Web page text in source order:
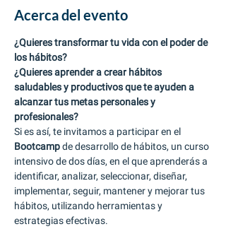
Acerca del evento
¿Quieres transformar tu vida con el poder de
los hábitos?
¿Quieres aprender a crear hábitos
saludables y productivos que te ayuden a
alcanzar tus metas personales y
profesionales?
Si es así, te invitamos a participar en el
Bootcamp de desarrollo de hábitos, un curso
intensivo de dos días, en el que aprenderás a
identificar, analizar, seleccionar, diseñar,
implementar, seguir, mantener y mejorar tus
hábitos, utilizando herramientas y
estrategias efectivas.